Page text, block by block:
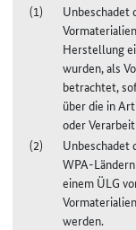
Unbeschadet
Herstellung
wurden, als
betrachtet,
über die in
oder
Unbeschadet
WPA-
einem ÜLG
werden.